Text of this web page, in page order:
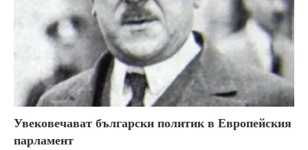
Увековечават български политик в Европейския
парламент